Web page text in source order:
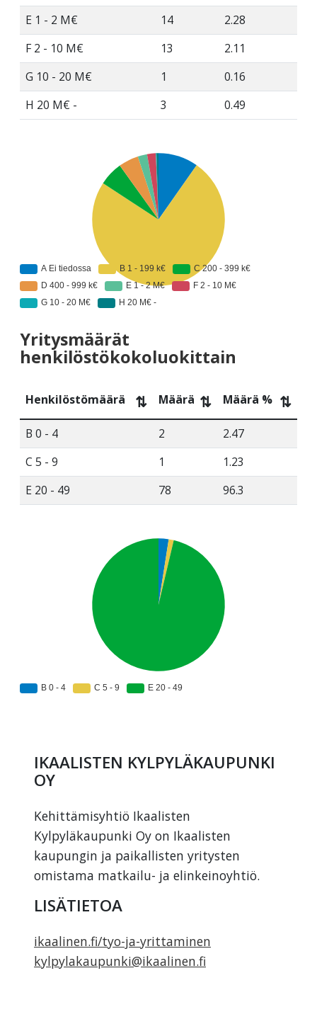
E 1 - 2 M€
14
2.28
F 2 - 10 M€
13
2.11
G 10 - 20 M€
1
0.16
H 20 M€ -
3 0.49
Yritysmäärät
henkilöstökokoluokittain
Henkilöstömäärä ⇅ Määrä ⇅ Määrä % ⇅
B 0 - 4 2
2.47
C 5 - 9
1
1.23
E 20 - 49
78 96.3
IKAALISTEN KYLPYLÄKAUPUNKI
OY
Kehittämisyhtiö Ikaalisten
Kylpyläkaupunki Oy on Ikaalisten
kaupungin ja paikallisten yritysten
omistama matkailu- ja elinkeinoyhtiö.
LISÄTIETOA
ikaalinen.fi/tyo-ja-yrittaminen
kylpylakaupunki@ikaalinen.fi